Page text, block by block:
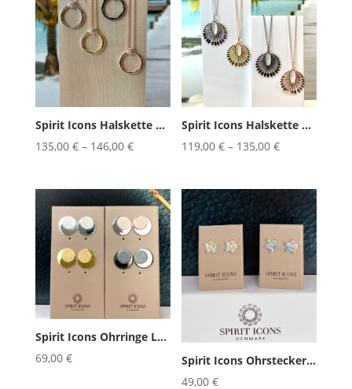
Spirit Icons Halskette Perfectio...
135,00 €– 146,00 €
Spirit Icons Halskette Phoenix
119,00€ – 135,00€
Spirit Icons Ohrringe Luna
69,00 €
Spirit Icons Ohrstecker Noble Co...
49,00€